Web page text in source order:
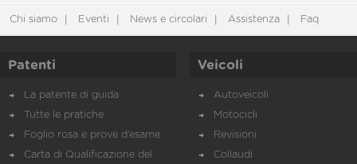
Chi siamo Eventi News e circolari Assistenza Faq
Patenti
La patente di guida
Tutte le pratiche
Foglio rosa e prove d’esame
Carta di Qualificazione del
Veicoli
Autoveicoli
Motocicli
Revisioni
Collaudi